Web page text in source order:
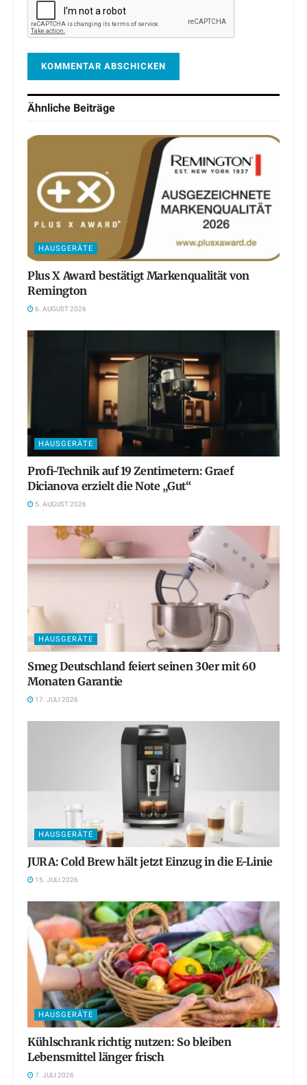
Ähnliche Beiträge
HAUSGERÄTE
Plus X Award bestätigt Markenqualität von
Remington
6. AUGUST 2026
HAUSGERÄTE
Profi-Technik auf 19 Zentimetern: Graef
Dicianova erzielt die Note „Gut“
5. AUGUST 2026
HAUSGERÄTE
Smeg Deutschland feiert seinen 30er mit 60
Monaten Garantie
17. JULI 2026
HAUSGERÄTE
JURA: Cold Brew hält jetzt Einzug in die E-Linie
15. JULI 2026
HAUSGERÄTE
Kühlschrank richtig nutzen: So bleiben
Lebensmittel länger frisch
7. JULI 2026